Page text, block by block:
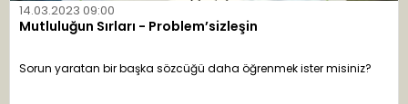
14.03.2023 09:00
Mutluluğun Sırları - Problem’sizleşin
Sorun yaratan bir başka sözcüğü daha öğrenmek ister misiniz?